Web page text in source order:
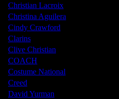
Christian Lacroix
Christina Aguilera
Cindy Crawford
Clarins
Clive Christian
COACH
Costume National
Creed
David Yurman